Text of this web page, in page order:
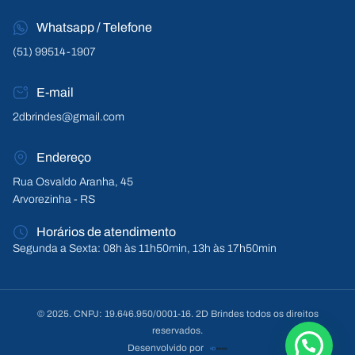
Whatsapp / Telefone
(51) 99514-1907
E-mail
2dbrindes@gmail.com
Endereço
Rua Osvaldo Aranha, 45
Arvorezinha - RS
Horários de atendimento
Segunda a Sexta: 08h às 11h50min, 13h às 17h50min
© 2025. CNPJ: 19.646.950/0001-16. 2D Brindes todos os direitos
reservados.
Desenvolvido por